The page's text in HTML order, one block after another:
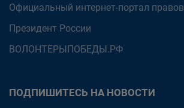
Официальный интернет-портал
Президент России
ВОЛОНТЕРЫПОБЕДЫ.РФ
ПОДПИШИТЕСЬ НА НОВОСТИ